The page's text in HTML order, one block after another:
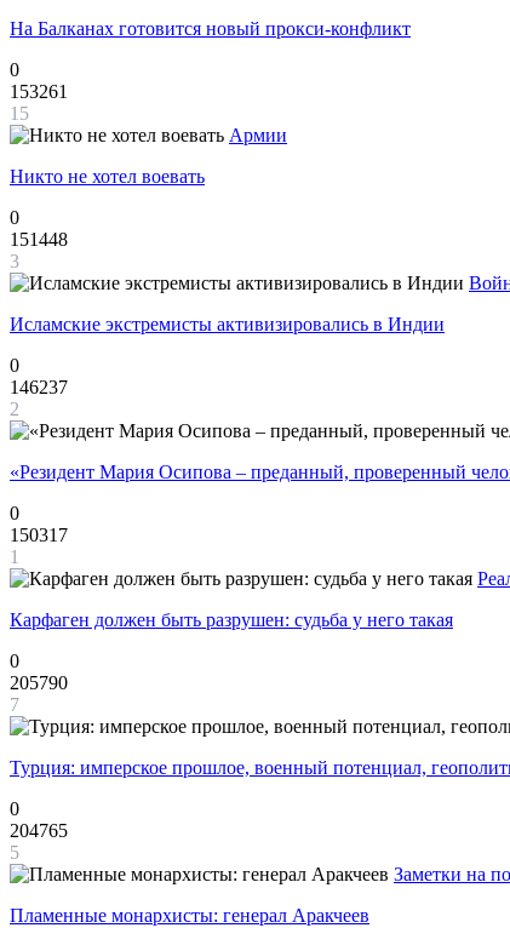
На Балканах готовится новый прокси-конфликт
0
153261
15
Армии
Никто не хотел воевать
0
151448
3
Исламские экстремисты активизировались в Индии
0
146237
2
«Резидент Мария Осипова – преданный, проверенный
0
150317
1
Карфаген должен быть разрушен: судьба у него такая
0
205790
7
Турция: имперское прошлое, военный потенциал,
0
204765
5
Заметки на
Пламенные монархисты: генерал Аракчеев